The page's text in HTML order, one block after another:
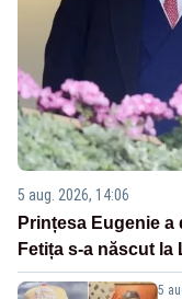
5 aug. 2026, 14:06
Prințesa Eugenie a
Fetița s-a născut la
5